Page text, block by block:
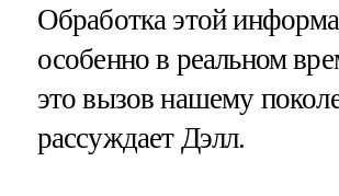
Обработка этой
особенно в реальном
это вызов нашему
рассуждает Дэлл.